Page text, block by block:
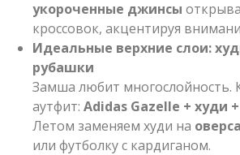
укороченные джинсы
кроссовок, акцентируя
Идеальные верхние слои:
рубашки
Замша любит многослойность.
аутфит: Adidas Gazelle + худи
Летом заменяем худи на
или футболку с кардиганом.